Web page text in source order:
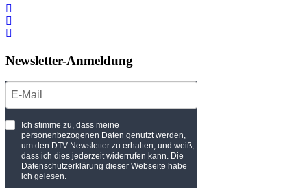
Newsletter-Anmeldung
Ich stimme zu, dass meine
personenbezogenen Daten genutzt werden,
um den DTV-Newsletter zu erhalten, und weiß,
dass ich dies jederzeit widerrufen kann. Die
Datenschutzerklärung dieser Webseite habe
ich gelesen.